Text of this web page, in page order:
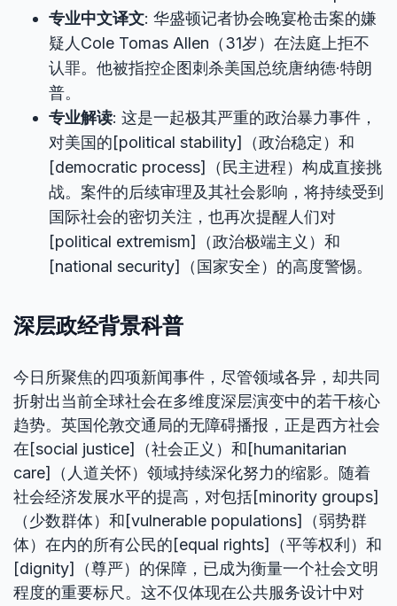
专业中文译文: 华盛顿记者协会晚宴枪击案的嫌
疑人Cole Tomas Allen（31岁）在法庭上拒不
认罪。他被指控企图刺杀美国总统唐纳德·特朗
普。
专业解读: 这是一起极其严重的政治暴力事件，
对美国的[political stability]（政治稳定）和
[democratic process]（民主进程）构成直接挑
战。案件的后续审理及其社会影响，将持续受到
国际社会的密切关注，也再次提醒人们对
[political extremism]（政治极端主义）和
[national security]（国家安全）的高度警惕。
深层政经背景科普
今日所聚焦的四项新闻事件，尽管领域各异，却共同
折射出当前全球社会在多维度深层演变中的若干核心
趋势。英国伦敦交通局的无障碍播报，正是西方社会
在[social justice]（社会正义）和[humanitarian
care]（人道关怀）领域持续深化努力的缩影。随着
社会经济发展水平的提高，对包括[minority groups]
（少数群体）和[vulnerable populations]（弱势群
体）在内的所有公民的[equal rights]（平等权利）和
[dignity]（尊严）的保障，已成为衡量一个社会文明
程度的重要标尺。这不仅体现在公共服务设计中对